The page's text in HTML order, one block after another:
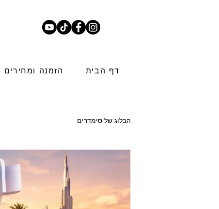
דף הבית הזמנה ומחירים
הבלוג של סימדרים